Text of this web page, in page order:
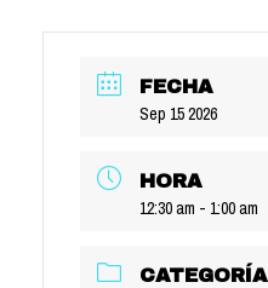
FECHA
Sep 15 2026
HORA
12:30 am - 1:00 am
CATEGORÍA